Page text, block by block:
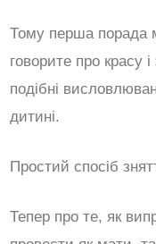
Тому перша порада
говорите про красу і
подібні
дитині.
Простий спосіб
Тепер про те, як